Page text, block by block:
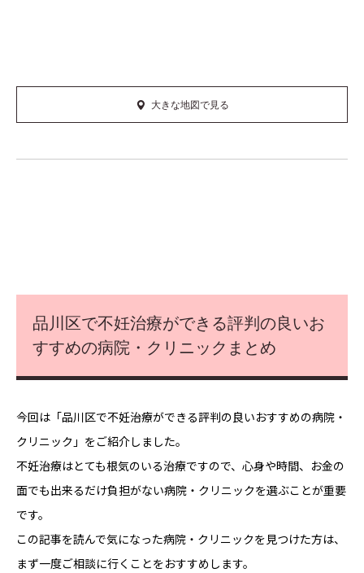
大きな地図で見る
品川区で不妊治療ができる評判の良いお
すすめの病院・クリニックまとめ
今回は「品川区で不妊治療ができる評判の良いおすすめの病院・
クリニック」をご紹介しました。
不妊治療はとても根気のいる治療ですので、心身や時間、お金の
面でも出来るだけ負担がない病院・クリニックを選ぶことが重要
です。
この記事を読んで気になった病院・クリニックを見つけた方は、
まず一度ご相談に行くことをおすすめします。